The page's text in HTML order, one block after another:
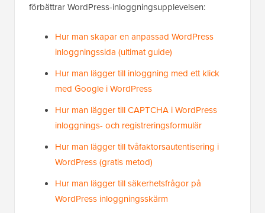
förbättrar WordPress-inloggningsupplevelsen:
Hur man skapar en anpassad WordPress
inloggningssida (ultimat guide)
Hur man lägger till inloggning med ett klick
med Google i WordPress
Hur man lägger till CAPTCHA i WordPress
inloggnings- och registreringsformulär
Hur man lägger till tvåfaktorsautentisering i
WordPress (gratis metod)
Hur man lägger till säkerhetsfrågor på
WordPress inloggningsskärm